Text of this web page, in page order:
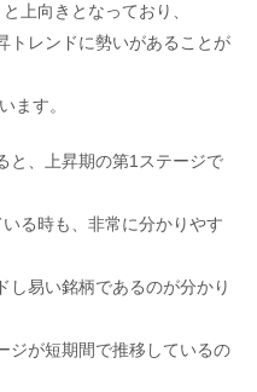
上向きとなっており、
トレンドに勢いがあることが
ます。
と、上昇期の第1ステージで
る時も、非常に分かりやす
し易い銘柄であるのが分かり
ジが短期間で推移しているの